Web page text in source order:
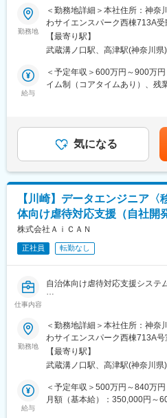
■当社について
自治体業務に特化したクラウド
ます。
「すべての子どもが安心して育
に、子どもと家庭を取り巻く社
が表面化してから支援するの
や、周囲の大人が適切に関われ
仕組みをつくり、次世代へつな
ス化の設計・開発を一気通貫で
・Python/Djangoを用いた新ア
（★ここがメインです）
・マイクロサービス化などモダ
築
・現行システム（PHP/FuelPHP
伴う段階的な改修・保守
※業務比率のイメージ： 新機能
守 2～3割（時期により変動あり
少数精鋭のエンジニアチーム体
反映される環境です。
■業務の魅力
・技術刷新・アーキテクチャ再
に参画
勤務地
＜勤務地詳細＞本社住所：神奈
わサイエンスパーク西棟713A
範囲：会社の定める事業所
【最寄り駅】
武蔵溝ノ口駅、高津駅(神奈川県
給与
＜予定年収＞600万円～900万
イム制（コアタイムあり）、残
（一律手当を含む）＜昇給有無
でも目安の金額であり、選考を
す。月給(月額)は固定手当を含め
気になる
【川崎】データエンジニア
体向け虐待対応支援（自社開
株式会社ＡｉＣＡＮ
正社員 転勤なし
仕事内容
自治体向け虐待対応支援システ
自社プロダクト「AiCAN」ア
プロダクト改善や経営意思決定
めのデータ基盤（データレイク
築・運用を担当していただきます
以下の業務を通して、データ基
レベルを引き上げる役割を担っ
・データモデリング
勤務地
＜勤務地詳細＞本社住所：神奈
わサイエンスパーク西棟713A
溝ノ口駅受動喫煙対策：屋内全
事業所
【最寄り駅】
武蔵溝ノ口駅、高津駅(神奈川県
給与
＜予定年収＞500万円～840万
月額（基本給）：350,000円～